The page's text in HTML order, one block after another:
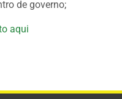
de governo;
aqui